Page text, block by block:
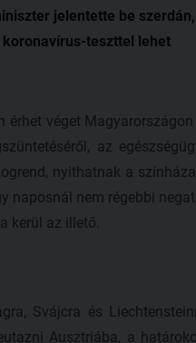
jelentette be szerdán,
teszttel lehet
véget Magyarországon
az
nyithatnak a
naposnál nem régebbi
kerül az illető.
Svájcra és
Ausztriába, a